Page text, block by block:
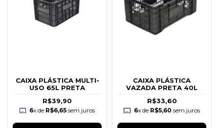
CAIXA PLÁSTICA MULTI-
USO 65L PRETA
R$39,90
6x de R$6,65 sem juros
CAIXA PLÁSTICA
VAZADA PRETA 40L
R$33,60
6x de R$5,60 sem juros